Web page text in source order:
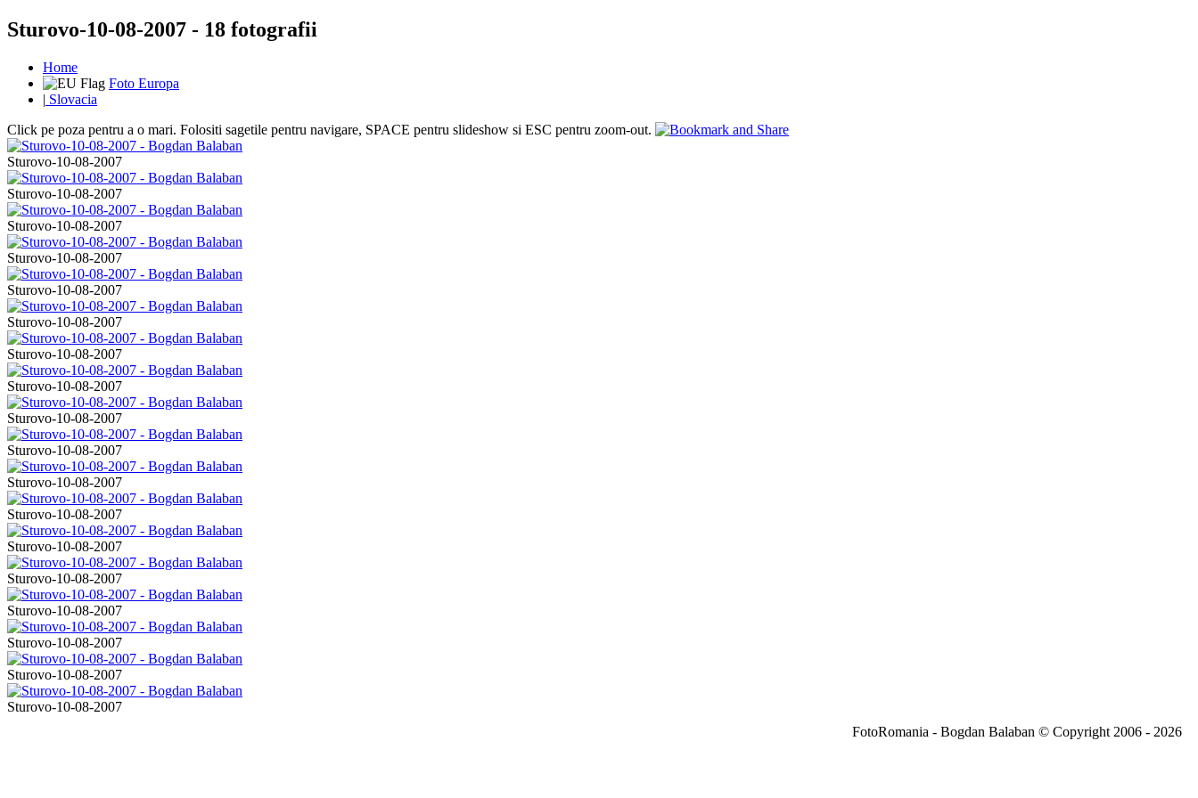
Sturovo-10-08-2007 - 18 fotografii
Home
Foto Europa
| Slovacia
Click pe poza pentru a o mari. Folositi sagetile pentru navigare, SPACE pentru slideshow si ESC pentru zoom-out.
Sturovo-10-08-2007
Sturovo-10-08-2007
Sturovo-10-08-2007
Sturovo-10-08-2007
Sturovo-10-08-2007
Sturovo-10-08-2007
Sturovo-10-08-2007
Sturovo-10-08-2007
Sturovo-10-08-2007
Sturovo-10-08-2007
Sturovo-10-08-2007
Sturovo-10-08-2007
Sturovo-10-08-2007
Sturovo-10-08-2007
Sturovo-10-08-2007
Sturovo-10-08-2007
Sturovo-10-08-2007
Sturovo-10-08-2007
FotoRomania - Bogdan Balaban © Copyright 2006 - 2026